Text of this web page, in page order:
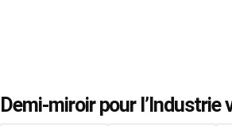
Demi-miroir pour l’Industrie